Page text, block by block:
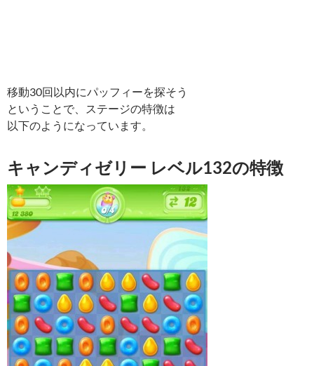
移動30回以内にパッフィーを探そう
ということで、ステージの特徴は
以下のようになっています。
キャンディゼリー レベル132の特徴